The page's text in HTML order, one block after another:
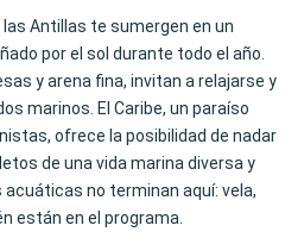
Antillas te sumergen en un
por el sol durante todo el año.
y arena fina, invitan a relajarse y
marinos. El Caribe, un paraíso
ofrece la posibilidad de nadar
de una vida marina diversa y
no terminan aquí: vela,
están en el programa.